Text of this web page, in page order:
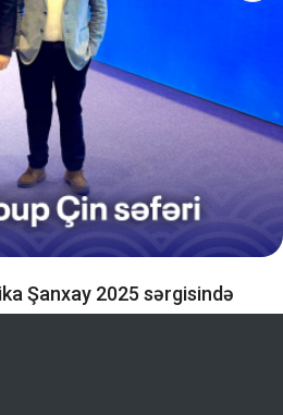
Şanxay 2025 sərgisində